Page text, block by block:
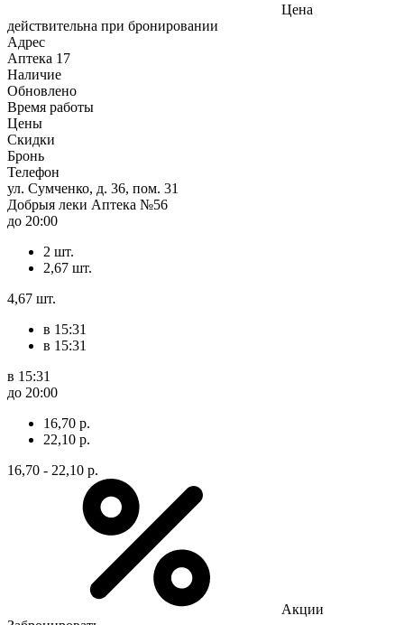
Цена
действительна при бронировании
Адрес
Аптека 17
Наличие
Обновлено
Время работы
Цены
Скидки
Бронь
Телефон
ул. Сумченко, д. 36, пом. 31
Добрыя леки Аптека №56
до 20:00
2 шт.
2,67 шт.
4,67 шт.
в 15:31
в 15:31
в 15:31
до 20:00
16,70 р.
22,10 р.
16,70 - 22,10 р.
Акции